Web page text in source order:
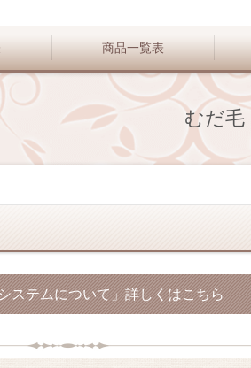
商品一覧表
むだ毛
ステムについて」詳しくはこちら